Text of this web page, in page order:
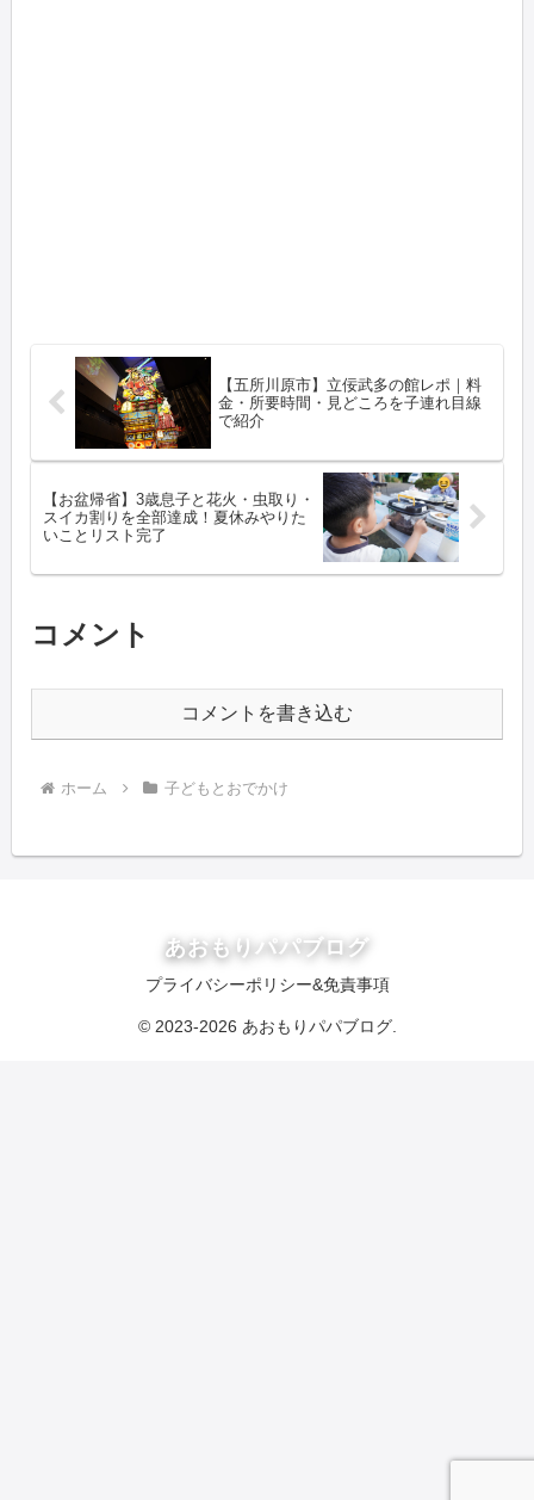
【五所川原市】立佞武多の館レポ｜料
金・所要時間・見どころを子連れ目線
で紹介
【お盆帰省】3歳息子と花火・虫取り・
スイカ割りを全部達成！夏休みやりた
いことリスト完了
コメント
コメントを書き込む
ホーム 子どもとおでかけ
あおもりパパブログ
プライバシーポリシー&免責事項
© 2023-2026 あおもりパパブログ.